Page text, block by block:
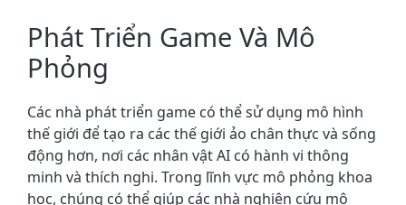
Phát Triển Game Và Mô
Phỏng
Các nhà phát triển game có thể sử dụng mô hình
thế giới để tạo ra các thế giới ảo chân thực và sống
động hơn, nơi các nhân vật AI có hành vi thông
minh và thích nghi. Trong lĩnh vực mô phỏng khoa
học, chúng có thể giúp các nhà nghiên cứu mô